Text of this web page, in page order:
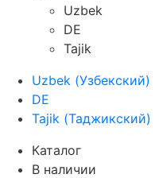
Uzbek
DE
Tajik
Uzbek (Узбекский)
DE
Tajik (Таджикский)
Каталог
В наличии